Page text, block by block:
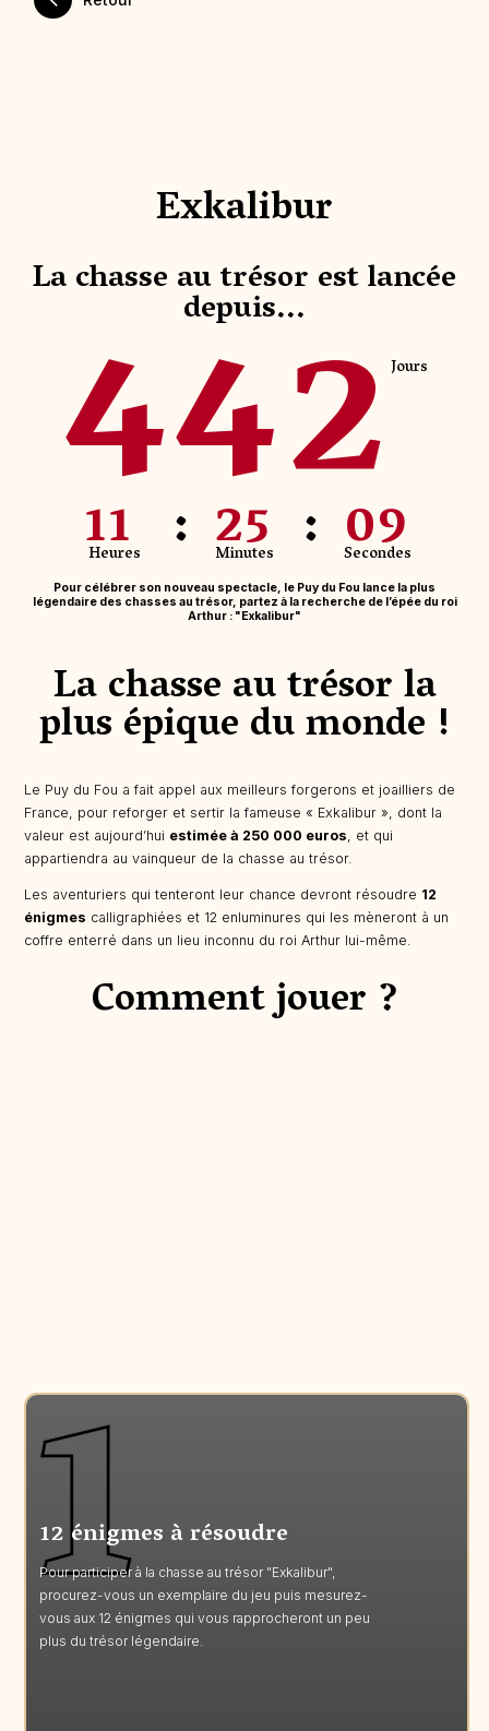
Exkalibur
La chasse au trésor est lancée
depuis...
442Jours
11
Heures 25
Minutes 10
Secondes
Pour célébrer son nouveau spectacle, le Puy du Fou lance la plus
légendaire des chasses au trésor, partez à la recherche de l’épée du roi
Arthur : "Exkalibur"
La chasse au trésor la
plus épique du monde !
Le Puy du Fou a fait appel aux meilleurs forgerons et joailliers de
France, pour reforger et sertir la fameuse « Exkalibur », dont la
valeur est aujourd’hui estimée à 250 000 euros , et qui
appartiendra au vainqueur de la chasse au trésor.
Les aventuriers qui tenteront leur chance devront résoudre 12
énigmes calligraphiées et 12 enluminures qui les mèneront à un
coffre enterré dans un lieu inconnu du roi Arthur lui-même.
Comment jouer ?
12 énigmes à résoudre
Pour participer à la chasse au trésor "Exkalibur",
procurez-vous un exemplaire du jeu puis mesurez-
vous aux 12 énigmes qui vous rapprocheront un peu
plus du trésor légendaire.